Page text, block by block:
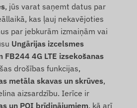
, jūs varat saņemt datus par
kas ļauj nekavējoties
par jebkurām izmaiņām vai
Ungārijas izcelsmes
FB244 4G LTE izsekošanas
drošības funkcijas,
metāla skavas un skrūves,
aizsardzību. Ierīce ir
un POI brīdinājumiem, kā arī